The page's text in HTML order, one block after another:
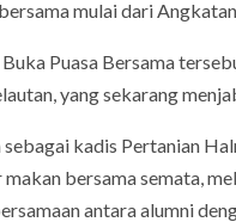
mulai dari
Puasa Bersama
yang sekarang
sebagai kadis Pertanian
bersama semata,
antara alumni